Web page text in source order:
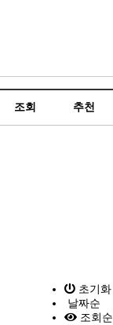
조회 추천
초기화
날짜순
조회순